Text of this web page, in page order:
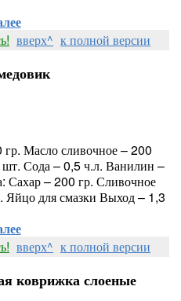
вверх^ к полной версии
Масло сливочное – 200
Сода – 0,5 ч.л. Ванилин –
Сахар – 200 гр. Сливочное
для смазки Выход – 1,3
вверх^ к полной версии
коврижка слоеные